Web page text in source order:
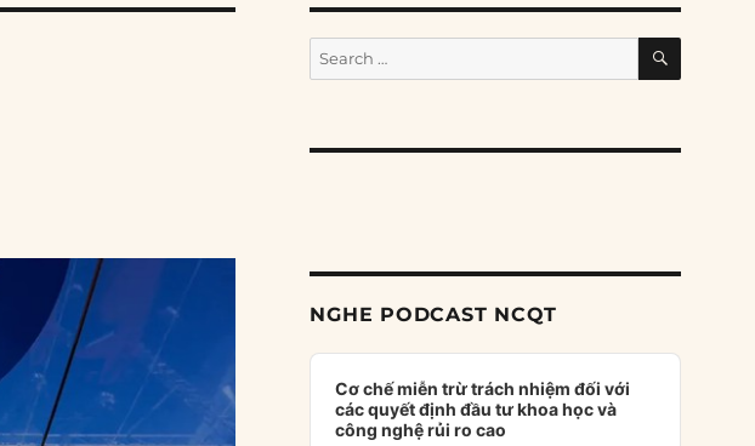
Search
for:
SEARCH
NGHE PODCAST NCQT
Audio
Player
Cơ chế miễn trừ trách nhiệm đối với
các quyết định đầu tư khoa học và
công nghệ rủi ro cao